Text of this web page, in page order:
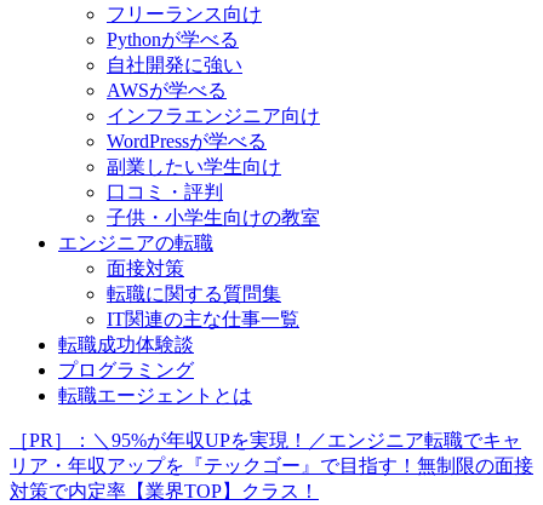
フリーランス向け
Pythonが学べる
自社開発に強い
AWSが学べる
インフラエンジニア向け
WordPressが学べる
副業したい学生向け
口コミ・評判
子供・小学生向けの教室
エンジニアの転職
面接対策
転職に関する質問集
IT関連の主な仕事一覧
転職成功体験談
プログラミング
転職エージェントとは
［PR］：＼95%が年収UPを実現！／エンジニア転職でキャ
リア・年収アップを『テックゴー』で目指す！無制限の面接
対策で内定率【業界TOP】クラス！